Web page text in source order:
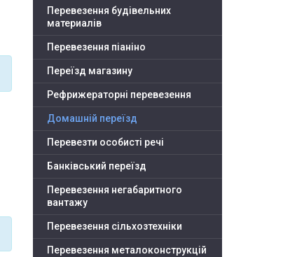
Перевезення будівельних
материалів
Перевезення піаніно
Переїзд магазину
Рефрижераторні перевезення
Домашній переїзд
Перевезти особисті речі
Банківський переїзд
Перевезення негабаритного
вантажу
Перевезення сільхозтехніки
Перевезення металоконструкцій